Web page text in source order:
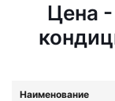
Цена
Наименование